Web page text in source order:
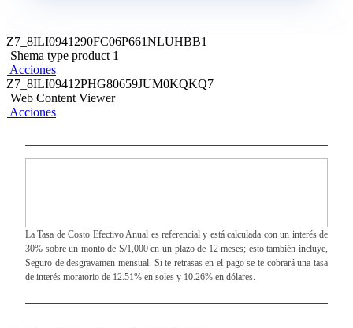
Requisitos Generales
Ingreso mensual mínimo S/ 850.
Debes estar trabajando al momento de solicitar la
Y eres trabajador independiente:
declaración jurada de Impuesto a la Renta. Copia de tu
ficha RUC.
Z7_8ILI0941290FC06P661NLUHBB1
Shema type product 1
Acciones
Z7_8ILI09412PHG80659JUM0KQKQ7
Web Content Viewer
Acciones
La Tasa de Costo Efectivo Anual es referencial y está calculada con un interés de
30% sobre un monto de S/1,000 en un plazo de 12 meses; esto también incluye,
Seguro de desgravamen mensual. Si te retrasas en el pago se te cobrará una tasa
de interés moratorio de 12.51% en soles y 10.26% en dólares.